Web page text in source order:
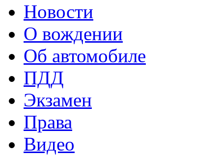
Новости
О вождении
Об автомобиле
ПДД
Экзамен
Права
Видео